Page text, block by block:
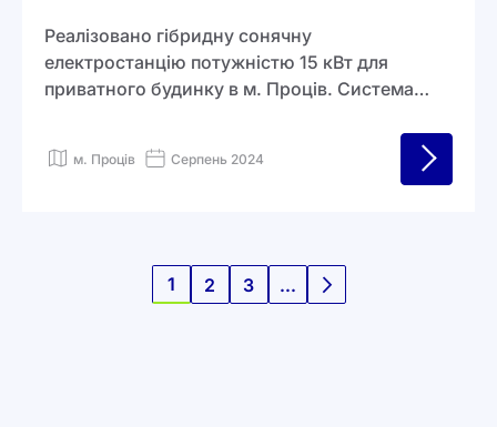
Реалізовано гібридну сонячну
електростанцію потужністю 15 кВт для
приватного будинку в м. Проців. Система
суттєво зменшити витрати на
м. Проців Серпень 2024
Сторінка
You're currently reading page
1 Сторінка
2 Сторінка
3 ... Сторінка
Наступне